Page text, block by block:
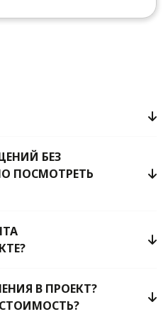
БЕЗ
ПОСМОТРЕТЬ
В ПРОЕКТ?